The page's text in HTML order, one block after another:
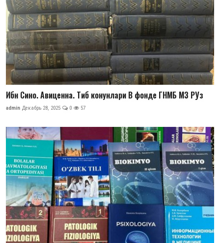
Ибн Сино. Авиценна. Тиб конунлари В фонде ГНМБ МЗ РУз
admin Декабрь 28, 2025 0 57